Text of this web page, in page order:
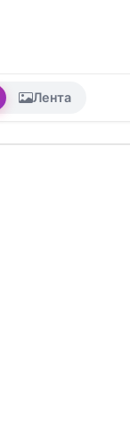
Лента